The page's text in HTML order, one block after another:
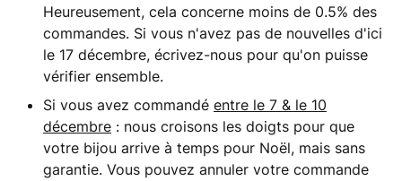
Heureusement, cela concerne moins de 0.5% des
commandes. Si vous n'avez pas de nouvelles d'ici
le 17 décembre, écrivez-nous pour qu'on puisse
vérifier ensemble.
Si vous avez commandé entre le 7 & le 10
décembre : nous croisons les doigts pour que
votre bijou arrive à temps pour Noël, mais sans
garantie. Vous pouvez annuler votre commande